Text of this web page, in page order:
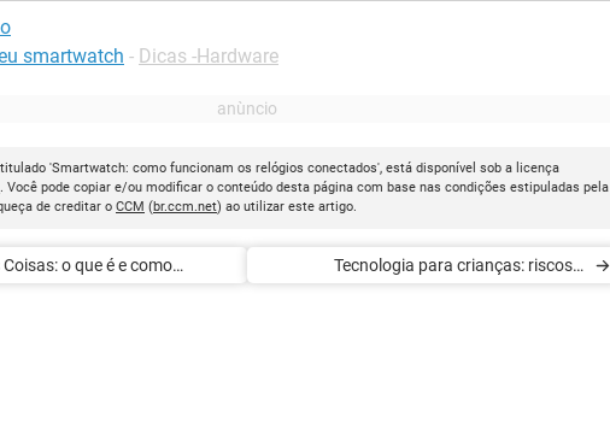
smartwatch - Dicas -Hardware
'Smartwatch: como funcionam os relógios conectados', está disponível sob a licença
. Você pode copiar e/ou modificar o conteúdo desta página com base nas condições estipuladas pela
de creditar o CCM (br.ccm.net) ao utilizar este artigo.
o que é e como
Tecnologia para crianças: riscos e